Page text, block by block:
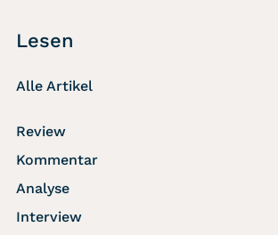
Lesen
Alle Artikel
Review
Kommentar
Analyse
Interview